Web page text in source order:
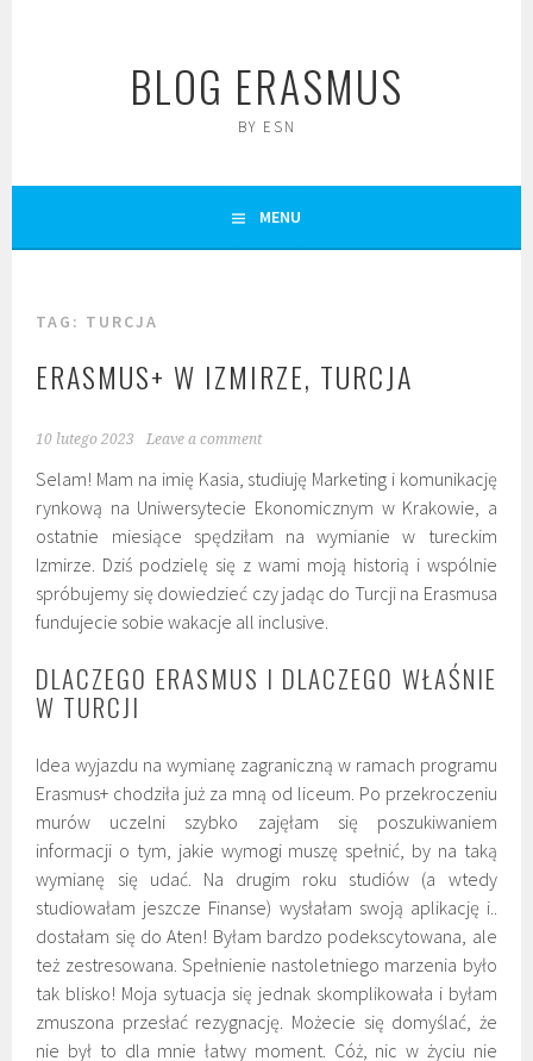
BLOG ERASMUS
BY ESN
MENU
TAG: TURCJA
ERASMUS+ W IZMIRZE, TURCJA
10 lutego 2023 Leave a comment
Selam! Mam na imię Kasia, studiuję Marketing i komunikację
rynkową na Uniwersytecie Ekonomicznym w Krakowie, a
ostatnie miesiące spędziłam na wymianie w tureckim
Izmirze. Dziś podzielę się z wami moją historią i wspólnie
spróbujemy się dowiedzieć czy jadąc do Turcji na Erasmusa
fundujecie sobie wakacje all inclusive.
DLACZEGO ERASMUS I DLACZEGO WŁAŚNIE
W TURCJI
Idea wyjazdu na wymianę zagraniczną w ramach programu
Erasmus+ chodziła już za mną od liceum. Po przekroczeniu
murów uczelni szybko zajęłam się poszukiwaniem
informacji o tym, jakie wymogi muszę spełnić, by na taką
wymianę się udać. Na drugim roku studiów (a wtedy
studiowałam jeszcze Finanse) wysłałam swoją aplikację i..
dostałam się do Aten! Byłam bardzo podekscytowana, ale
też zestresowana. Spełnienie nastoletniego marzenia było
tak blisko! Moja sytuacja się jednak skomplikowała i byłam
zmuszona przesłać rezygnację. Możecie się domyślać, że
nie był to dla mnie łatwy moment. Cóż, nic w życiu nie